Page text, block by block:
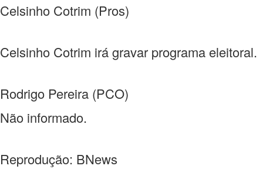
Celsinho Cotrim (Pros)
Celsinho Cotrim irá gravar programa eleitoral.
Rodrigo Pereira (PCO)
Não informado.
Reprodução: BNews